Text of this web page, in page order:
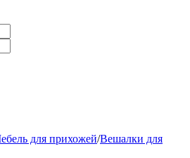
для прихожей/Вешалки для